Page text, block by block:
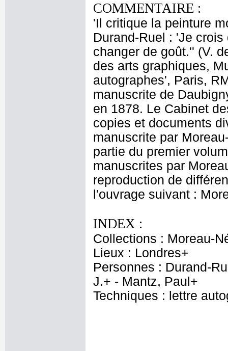
COMMENTAIRE :
'Il critique la peinture
Durand-Ruel : 'Je
changer de goût.'' (V.
des arts graphiques,
autographes', Paris,
manuscrite de
en 1878. Le Cabinet
copies et documents
manuscrite par
partie du premier
manuscrites par
reproduction de
l'ouvrage suivant :
INDEX :
Collections : Moreau-
Lieux : Londres+
Personnes : Durand-
J.+ - Mantz, Paul+
Techniques : lettre